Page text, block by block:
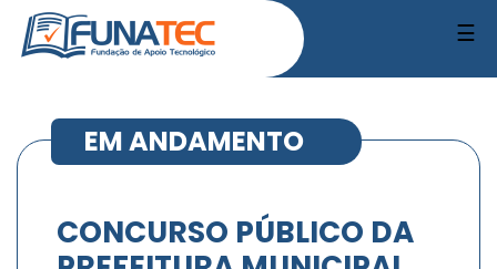
☰
EM ANDAMENTO
CONCURSO PÚBLICO DA